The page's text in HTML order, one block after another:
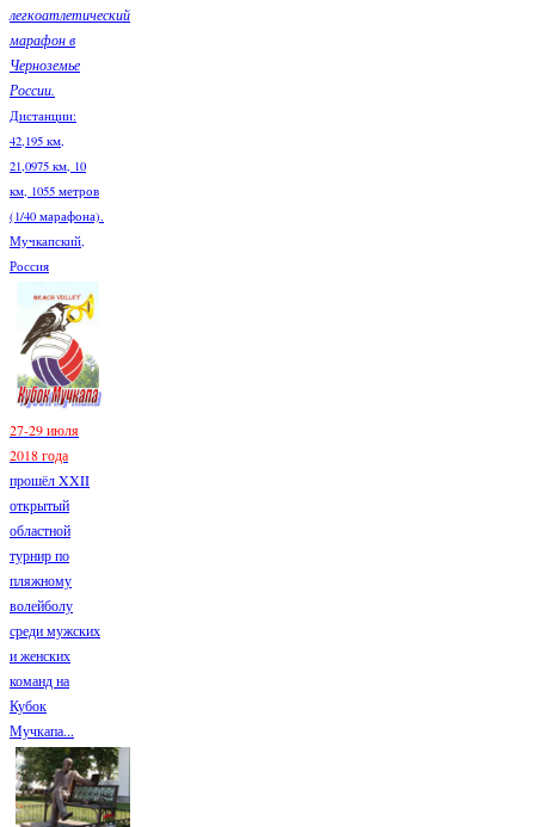
легкоатлетический
марафон в
Черноземье
России.
Дистанции:
42,195 км,
21,0975 км, 10
км, 1055 метров
(1/40 марафона).
Мучкапский,
Россия
27-29 июля
2018 года
прошёл XXII
открытый
областной
турнир по
пляжному
волейболу
среди мужских
и женских
команд на
Кубок
Мучкапа...